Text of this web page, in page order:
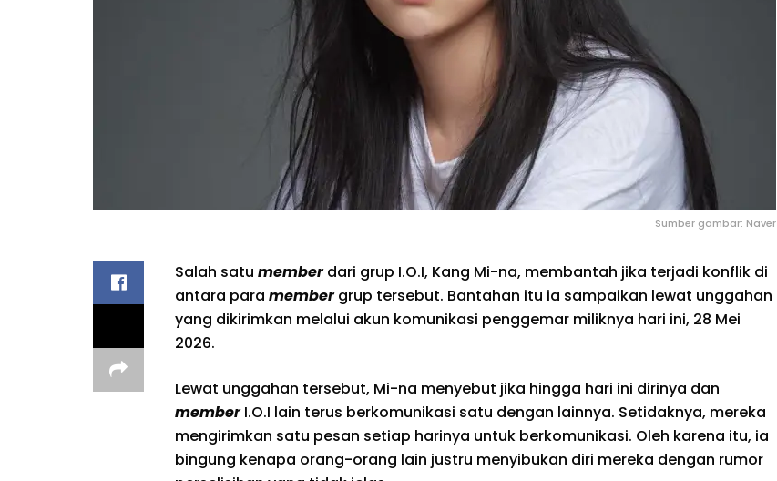
Sumber gambar: Naver
Salah satu memberdari grup I.O.I, Kang Mi-na, membantah jika terjadi konflik di
antara para membergrup tersebut. Bantahan itu ia sampaikan lewat unggahan
yang dikirimkan melalui akun komunikasi penggemar miliknya hari ini, 28 Mei
2026.
Lewat unggahan tersebut, Mi-na menyebut jika hingga hari ini dirinya dan
memberI.O.I lain terus berkomunikasi satu dengan lainnya. Setidaknya, mereka
mengirimkan satu pesan setiap harinya untuk berkomunikasi. Oleh karena itu, ia
bingung kenapa orang-orang lain justru menyibukan diri mereka dengan rumor